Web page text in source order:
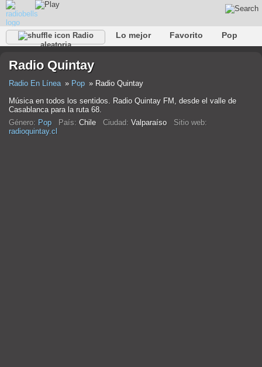
Radio
aleatoria
Lo mejor Favorito
Pop
Rap
Trans Falk
Radio Quintay
Radio En Línea Pop
Radio Quintay
Música en todos los sentidos. Radio Quintay FM, desde el valle de
Casablanca para la ruta 68.
Género: Pop País: Chile Ciudad: Valparaíso Sitio web:
radioquintay.cl